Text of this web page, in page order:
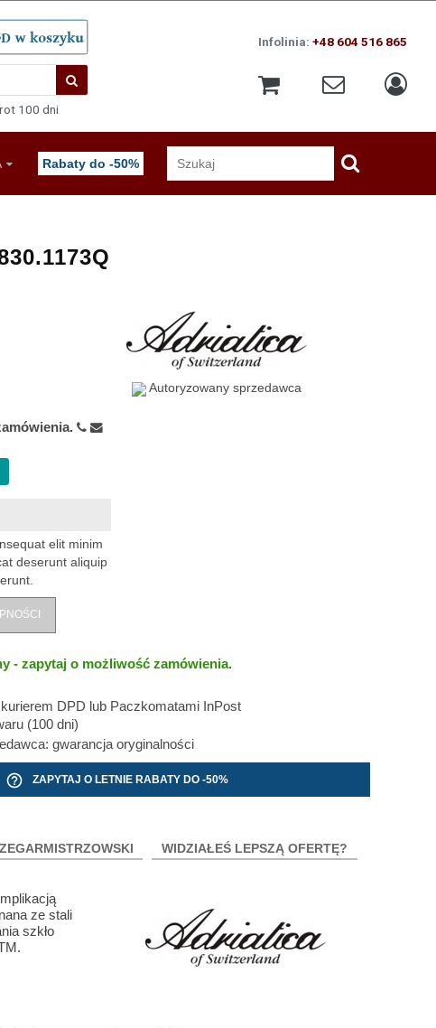
100 dni
Infolinia:+48 604 516 865
Rabaty do -50%
Autoryzowany sprzedawca
elit minim
deserunt aliquip
- zapytaj o możliwość zamówienia.
kurierem DPD lub Paczkomatami InPost
(100 dni)
gwarancja oryginalności
help_outline ZAPYTAJ O LETNIE RABATY DO -50%
WIDZIAŁEŚ LEPSZĄ OFERTĘ?
ze stali
szkło